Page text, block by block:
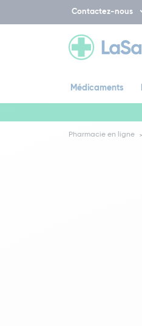
Contactez-nous
Médicaments
Pharmacie en ligne